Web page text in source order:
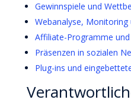
Gewinnspiele und
Webanalyse,
Affiliate-Programme
Präsenzen in sozialen
Plug-ins und